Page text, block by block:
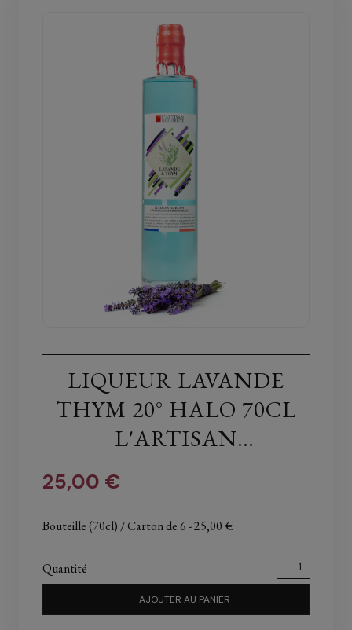
LIQUEUR LAVANDE
THYM 20° HALO 70CL
L'ARTISAN
LIQUORISTE
25,00 €
Bouteille (70cl) / Carton de 6- 25,00 €
Quantité
AJOUTER AU PANIER